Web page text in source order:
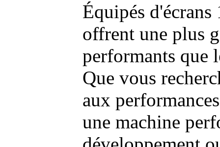
Équipés
offrent une plus
performants que
Que vous
aux
une machine